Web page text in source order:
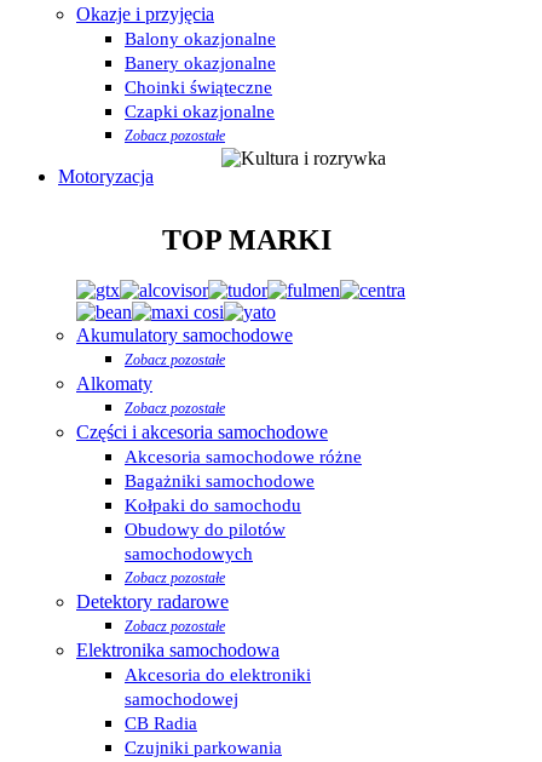
Okazje i przyjęcia
Balony okazjonalne
Banery okazjonalne
Choinki świąteczne
Czapki okazjonalne
Zobacz pozostałe
Motoryzacja
TOP MARKI
Akumulatory samochodowe
Zobacz pozostałe
Alkomaty
Zobacz pozostałe
Części i akcesoria samochodowe
Akcesoria samochodowe różne
Bagażniki samochodowe
Kołpaki do samochodu
Obudowy do pilotów
samochodowych
Zobacz pozostałe
Detektory radarowe
Zobacz pozostałe
Elektronika samochodowa
Akcesoria do elektroniki
samochodowej
CB Radia
Czujniki parkowania